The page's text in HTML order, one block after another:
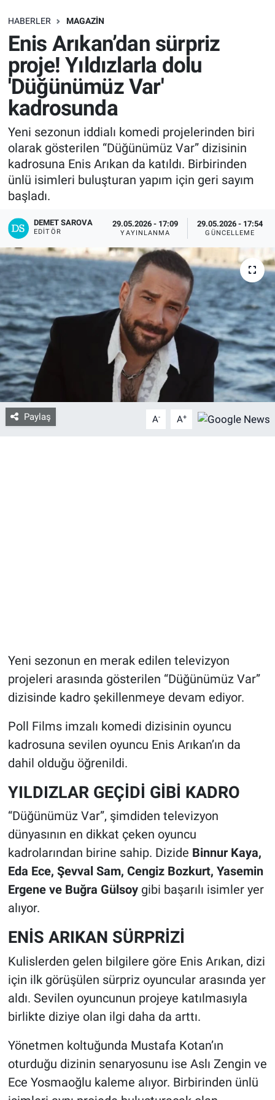
HABERLER MAGAZIN
Enis Arıkan’dan sürpriz
proje! Yıldızlarla dolu
'Düğünümüz Var'
kadrosunda
Yeni sezonun iddialı komedi projelerinden biri
olarak gösterilen “Düğünümüz Var” dizisinin
kadrosuna Enis Arıkan da katıldı. Birbirinden
ünlü isimleri buluşturan yapım için geri sayım
başladı.
DEMET SAROVA
EDITÖR
29.05.2026 - 17:09
YAYINLANMA
29.05.2026 - 17:54
GÜNCELLEME
Paylaş A- A+
Yeni sezonun en merak edilen televizyon
projeleri arasında gösterilen “Düğünümüz Var”
dizisinde kadro şekillenmeye devam ediyor.
Poll Films imzalı komedi dizisinin oyuncu
kadrosuna sevilen oyuncu Enis Arıkan’ın da
dahil olduğu öğrenildi.
YILDIZLAR GEÇİDİ GİBİ KADRO
“Düğünümüz Var”, şimdiden televizyon
dünyasının en dikkat çeken oyuncu
kadrolarından birine sahip. Dizide Binnur Kaya,
Eda Ece, Şevval Sam, Cengiz Bozkurt, Yasemin
Ergene ve Buğra Gülsoygibi başarılı isimler yer
alıyor.
ENİS ARIKAN SÜRPRİZİ
Kulislerden gelen bilgilere göre Enis Arıkan, dizi
için ilk görüşülen sürpriz oyuncular arasında yer
aldı. Sevilen oyuncunun projeye katılmasıyla
birlikte diziye olan ilgi daha da arttı.
Yönetmen koltuğunda Mustafa Kotan’ın
oturduğu dizinin senaryosunu ise Aslı Zengin ve
Ece Yosmaoğlu kaleme alıyor. Birbirinden ünlü
SAĞLIK
EKONOMİ
EĞİTİM
ÖZEL HABER
Keşfet
ASTROLOJİ
İLAN
Bize ulaşın
İletişim/Künye
Yaşam
Gözden Kaçmasın
İletişim (Künye)